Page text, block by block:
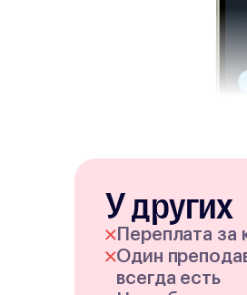
У других
Переплата за
Один
всегда есть